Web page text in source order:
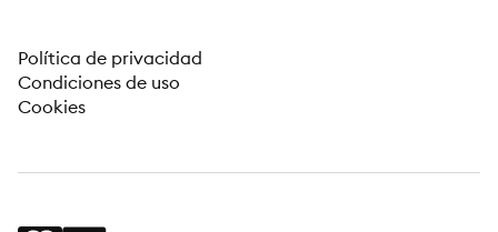
Política de privacidad
Condiciones de uso
Cookies